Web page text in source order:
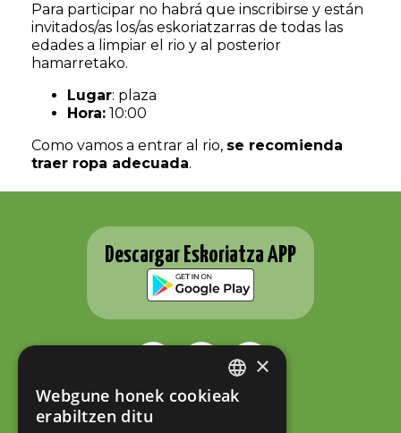
Para participar no habrá que inscribirse y están
invitados/as los/as eskoriatzarras de todas las
edades a limpiar el rio y al posterior
hamarretako.
Lugar: plaza
Hora: 10:00
Como vamos a entrar al rio, se recomienda
traer ropa adecuada.
Descargar Eskoriatza APP
ESKORIATZAKO UDALA
Fernando Eskoriatza plaza 1
BASQUE
×
Webgune honek cookieak
erabiltzen ditu